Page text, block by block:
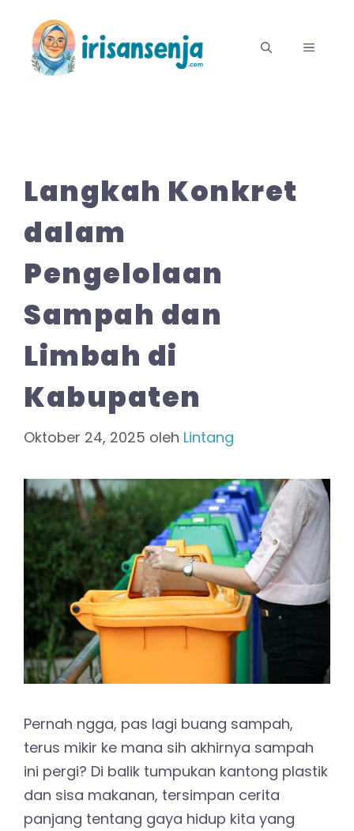
MENU
Langkah Konkret
dalam
Pengelolaan
Sampah dan
Limbah di
Kabupaten
Oktober 24, 2025 oleh Lintang
Pernah ngga, pas lagi buang sampah,
terus mikir ke mana sih akhirnya sampah
ini pergi? Di balik tumpukan kantong plastik
dan sisa makanan, tersimpan cerita
panjang tentang gaya hidup kita yang